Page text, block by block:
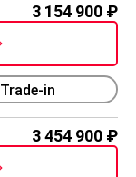
3 154 900
Trade-in
3 454 900